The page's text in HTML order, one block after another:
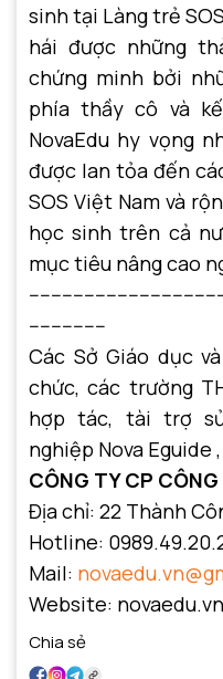
sinh tại Làng trẻ
hái được những
chứng minh bởi
phía thầy cô và
NovaEdu hy vọng
được lan tỏa đến
SOS Việt Nam và
học sinh trên cả
mục tiêu nâng cao
--------------
Các Sở Giáo dục
chức, các trường
hợp tác, tài trợ
nghiệp Nova Eguide
CÔNG TY CP
Địa chỉ: 22 Thành
Hotline:
Mail:
Website: novaedu.vn
Chia sẻ